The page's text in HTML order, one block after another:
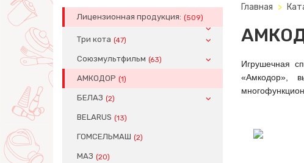
Лицензионная продукция: (509)
Три кота (47)
Союзмультфильм (63)
АМКОДОР (1)
БЕЛАЗ (2)
BELARUS (13)
ГОМСЕЛЬМАШ (2)
МАЗ (20)
Главная
Игрушечная
«Амкодор»,